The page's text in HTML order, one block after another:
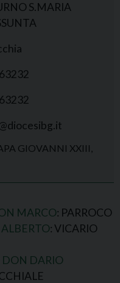
S.MARIA
GIOVANNI XXIII,
MARCO: PARROCO
: VICARIO
DON DARIO